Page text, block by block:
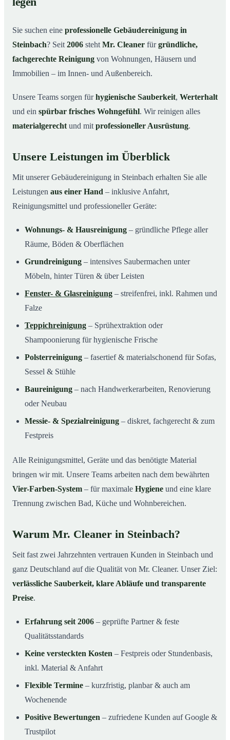
04So läuft die Gebäudereinigung ab
Typische Anlässe für eine Gebäudereinigung
Gebäudereinigung in Steinbach – Profis im Einsatz
Sie suchen eine professionelle Gebäudereinigung in
Steinbach? Seit 2006 steht Mr. Cleaner fürgründliche,
fachgerechte Reinigung von Wohnungen, Häusern und
Immobilien – im Innen- und Außenbereich.
Unsere Teams sorgen fürhygienische Sauberkeit, Werterhalt
und ein spürbar frisches Wohngefühl. Wir reinigen alles
materialgerecht und mit professioneller Ausrüstung.
Unsere Leistungen im Überblick
Mit unserer Gebäudereinigung in Steinbach erhalten Sie alle
Leistungen aus einer Hand – inklusive Anfahrt,
Reinigungsmittel und professioneller Geräte:
Wohnungs- & Hausreinigung – gründliche Pflege aller
Räume, Böden & Oberflächen
Grundreinigung – intensives Saubermachen unter
Möbeln, hinter Türen & über Leisten
Fenster- & Glasreinigung – streifenfrei, inkl. Rahmen und
Falze
Teppichreinigung – Sprühextraktion oder
Shampoonierung für hygienische Frische
Polsterreinigung – fasertief & materialschonend für Sofas,
Sessel & Stühle
Baureinigung – nach Handwerkerarbeiten, Renovierung
oder Neubau
Messie- & Spezialreinigung – diskret, fachgerecht & zum
Festpreis
Alle Reinigungsmittel, Geräte und das benötigte Material
bringen wir mit. Unsere Teams arbeiten nach dem bewährten
Vier-Farben-System – für maximale Hygiene und eine klare
Trennung zwischen Bad, Küche und Wohnbereichen.
Warum Mr. Cleaner in Steinbach?
Seit fast zwei Jahrzehnten vertrauen Kunden in Steinbach und
ganz Deutschland auf die Qualität von Mr. Cleaner. Unser Ziel:
verlässliche Sauberkeit, klare Abläufe und transparente
Preise.
Erfahrung seit 2006 – geprüfte Partner & feste
Qualitätsstandards
Keine versteckten Kosten – Festpreis oder Stundenbasis,
inkl. Material & Anfahrt
Flexible Termine – kurzfristig, planbar & auch am
Wochenende
Positive Bewertungen – zufriedene Kunden auf Google &
Trustpilot